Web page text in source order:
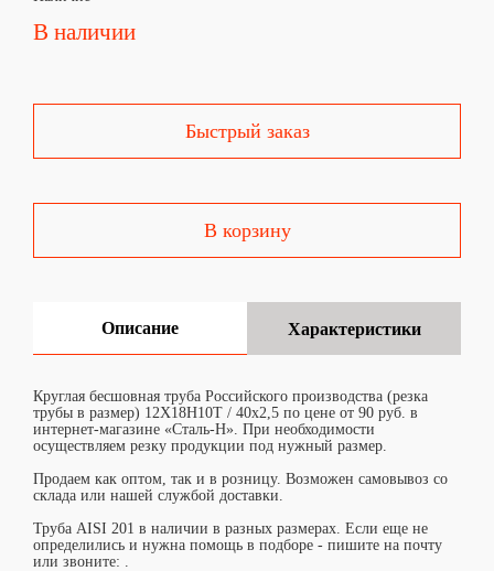
В наличии
Быстрый заказ
В корзину
Описание Характеристики
Круглая бесшовная труба Российского производства (резка
трубы в размер) 12Х18Н10Т / 40х2,5 по цене от 90 руб. в
интернет-магазине «Сталь-Н». При необходимости
осуществляем резку продукции под нужный размер.
Продаем как оптом, так и в розницу. Возможен самовывоз со
склада или нашей службой доставки.
Труба AISI 201 в наличии в разных размерах. Если еще не
определились и нужна помощь в подборе - пишите на почту
или звоните: